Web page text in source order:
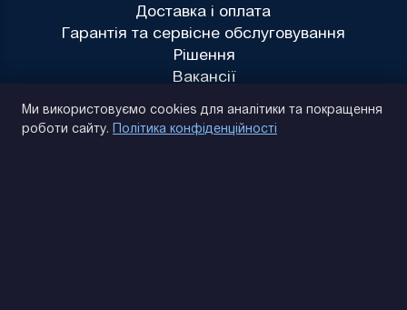
Доставка і оплата
Гарантія та сервісне обслуговування
Рішення
Вакансії
Ми використовуємо cookies для аналітики та покращення
роботи сайту. Політика конфіденційності